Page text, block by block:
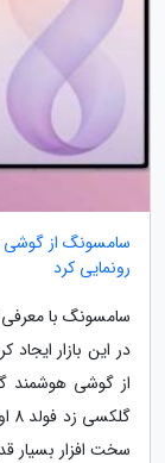
رونمایی کرد
سامسونگ با
در این بازار
سخت افزار بسیار